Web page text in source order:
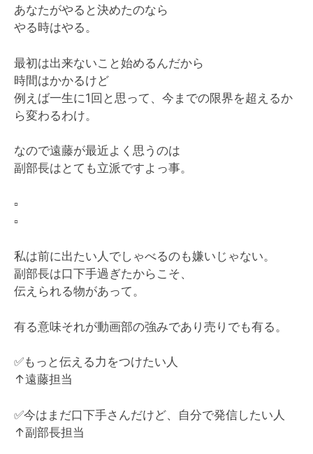
あなたがやると決めたのなら
やる時はやる。
最初は出来ないこと始めるんだから
時間はかかるけど
例えば一生に1回と思って、今までの限界を超えるか
ら変わるわけ。
なので遠藤が最近よく思うのは
副部長はとても立派ですよっ事。
▫️
▫️
私は前に出たい人でしゃべるのも嫌いじゃない。
副部長は口下手過ぎたからこそ、
伝えられる物があって。
有る意味それが動画部の強みであり売りでも有る。
✅もっと伝える力をつけたい人
↑遠藤担当
✅今はまだ口下手さんだけど、自分で発信したい人
↑副部長担当